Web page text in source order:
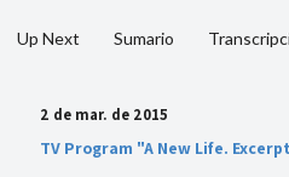
Up Next Sumario
2 de mar. de 2015
TV Program "A New Life.